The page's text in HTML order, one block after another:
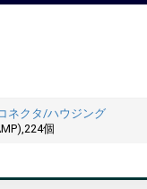
ネクタ/ハウジング
個